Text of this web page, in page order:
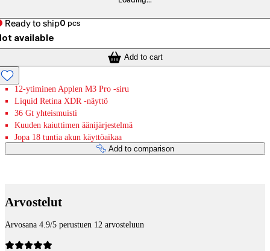
Ready to ship0 pcs
available
Add to cart
12-ytiminen Applen M3 Pro -siru
Liquid Retina XDR ‐näyttö
36 Gt yhteismuisti
Kuuden kaiuttimen äänijärjestelmä
Jopa 18 tuntia akun käyttöaikaa
Add to comparison
Arvostelut
Arvosana 4.9/5 perustuen 12 arvosteluun